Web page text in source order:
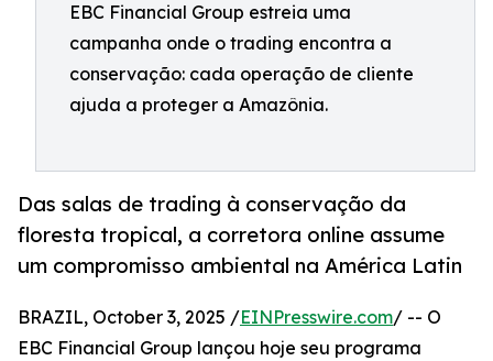
EBC Financial Group estreia uma
campanha onde o trading encontra a
conservação: cada operação de cliente
ajuda a proteger a Amazônia.
Das salas de trading à conservação da
floresta tropical, a corretora online assume
um compromisso ambiental na América Latin
BRAZIL, October 3, 2025 /EINPresswire.com/ -- O
EBC Financial Group lançou hoje seu programa